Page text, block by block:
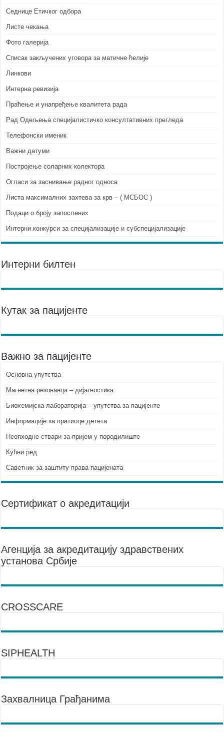
Седнице Етичког одбора
Листе чекања
Фото галерија
Списак закључених уговора за матичне ћелије
Линкови
Интерна ревизија
Праћење и унапређење квалитета рада
Рад Одељења специјалистичко консултативних прегледа
Телефонски именик
Важни датуми
Постројење соларних колектора
Огласи за заснивање радног односа
Листа максималних захтева за крв – ( МСБОС )
Подаци о броју запослених
Интерни конкурси за специјализације и субспецијализације
Интерни билтен
Кутак за пацијенте
Важно за пацијенте
Основна упутства
Mагнетна резонанца – дијагностика
Биохемијска лабораторија – упутства за пацијенте
Информације за пратиоце детета
Неопходне ствари за пријем у породилиште
Кућни ред
Саветник за заштиту права пацијената
Сертификат о акредитацији
Агенцијa за акредитацију здравствених
установа Србије
CROSSCARE
SIPHEALTH
Захвалница Грађанима